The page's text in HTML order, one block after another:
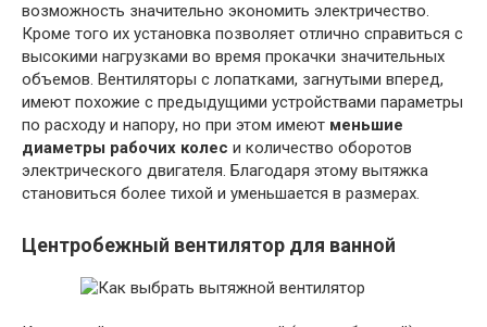
возможность значительно экономить электричество.
Кроме того их установка позволяет отлично справиться с
высокими нагрузками во время прокачки значительных
объемов. Вентиляторы с лопатками, загнутыми вперед,
имеют похожие с предыдущими устройствами параметры
по расходу и напору, но при этом имеют меньшие
диаметры рабочих колес и количество оборотов
электрического двигателя. Благодаря этому вытяжка
становиться более тихой и уменьшается в размерах.
Центробежный вентилятор для ванной